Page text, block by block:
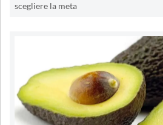
scegliere la meta